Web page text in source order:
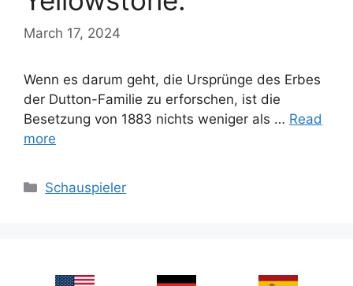
March 17, 2024
Wenn es darum geht, die Ursprünge des Erbes
der Dutton-Familie zu erforschen, ist die
Besetzung von 1883 nichts weniger als … Read
more
Categories
Schauspieler